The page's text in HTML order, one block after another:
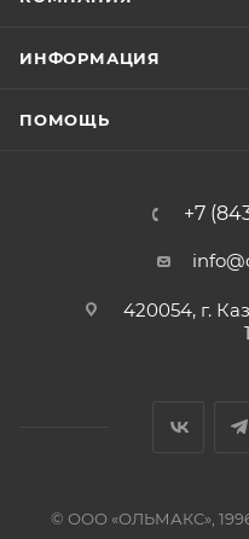
ИНФОРМАЦИЯ
ПОМОЩЬ
+7
420054, г.
© ООО «ОЛЬМАКС»,